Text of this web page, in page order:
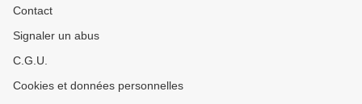
Contact
Signaler un abus
C.G.U.
Cookies et données personnelles